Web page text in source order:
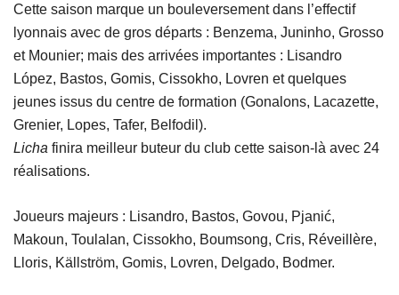
Cette saison marque un bouleversement dans l’effectif
lyonnais avec de gros départs : Benzema, Juninho, Grosso
et Mounier; mais des arrivées importantes : Lisandro
López, Bastos, Gomis, Cissokho, Lovren et quelques
jeunes issus du centre de formation (Gonalons, Lacazette,
Grenier, Lopes, Tafer, Belfodil).
Licha finira meilleur buteur du club cette saison-là avec 24
réalisations.
Joueurs majeurs : Lisandro, Bastos, Govou, Pjanić,
Makoun, Toulalan, Cissokho, Boumsong, Cris, Réveillère,
Lloris, Källström, Gomis, Lovren, Delgado, Bodmer.